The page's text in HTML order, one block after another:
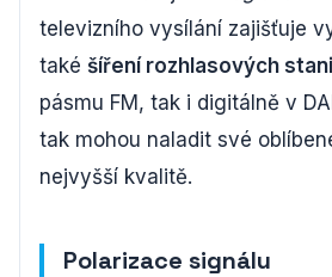
televizního vysílání zajišťuje
také šíření rozhlasových
pásmu FM, tak i digitálně v
tak mohou naladit své
nejvyšší kvalitě.
Polarizace signálu